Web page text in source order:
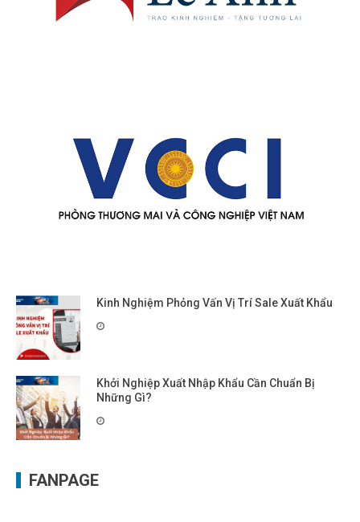
Kinh Nghiệm Phỏng Vấn Vị Trí Sale Xuất Khẩu
Khởi Nghiệp Xuất Nhập Khẩu Cần Chuẩn Bị
Những Gì?
FANPAGE